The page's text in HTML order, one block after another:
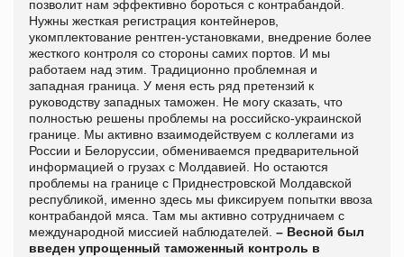
позволит нам эффективно бороться с контрабандой.
Нужны жесткая регистрация контейнеров,
укомплектование рентген-установками, внедрение более
жесткого контроля со стороны самих портов. И мы
работаем над этим. Традиционно проблемная и
западная граница. У меня есть ряд претензий к
руководству западных таможен. Не могу сказать, что
полностью решены проблемы на российско-украинской
границе. Мы активно взаимодействуем с коллегами из
России и Белоруссии, обмениваемся предварительной
информацией о грузах с Молдавией. Но остаются
проблемы на границе с Приднестровской Молдавской
республикой, именно здесь мы фиксируем попытки ввоза
контрабандой мяса. Там мы активно сотрудничаем с
международной миссией наблюдателей. – Весной был
введен упрощенный таможенный контроль в